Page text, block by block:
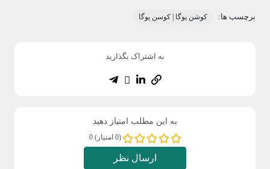
برچسب ها: کوشن یوگا | کوسن یوگا
به اشتراک بگذارید
به این مطلب امتیاز دهید
(0 امتیاز) 0
ارسال نظر